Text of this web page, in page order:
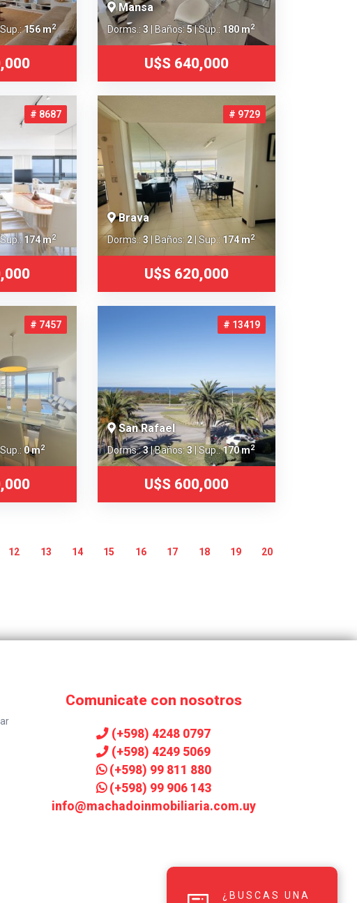
| Sup.:156 m2
Mansa
Dorms.: 3 | Baños: 5| Sup.: 180 m2
U$S 640,000
# 8687
174 m2
# 9729
Brava
Dorms.: 3| Baños: 2 | Sup.: 174 m2
U$S 620,000
# 7457
| Sup.: 0 m2
# 13419
San Rafael
Dorms.:3| Baños:3 | Sup.:170 m2
U$S 600,000
12 13 14 15 16 17 18 19 20
Comunicate con nosotros
(+598) 4248 0797
(+598) 4249 5069
(+598) 99 811 880
(+598) 99 906 143
info@machadoinmobiliaria.com.uy
¿BUSCAS UNA